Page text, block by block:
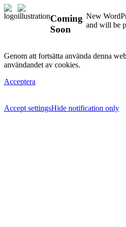
Coming
Soon
New
and will be
Genom att fortsätta använda denna
användandet av cookies.
Acceptera
Accept settingsHide notification only